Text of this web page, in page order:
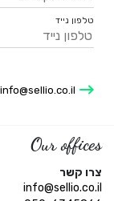
טלפון נייד
info@sellio.co.il
Our offices
צרו קשר
info@sellio.co.il